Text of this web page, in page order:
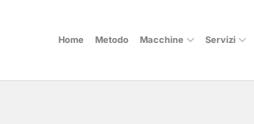
Home Metodo Macchine Servizi